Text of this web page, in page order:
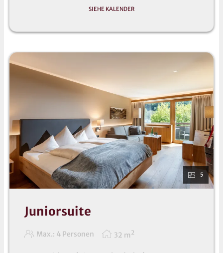
SIEHE KALENDER
5
Juniorsuite
Max.: 4 Personen 32 m 2